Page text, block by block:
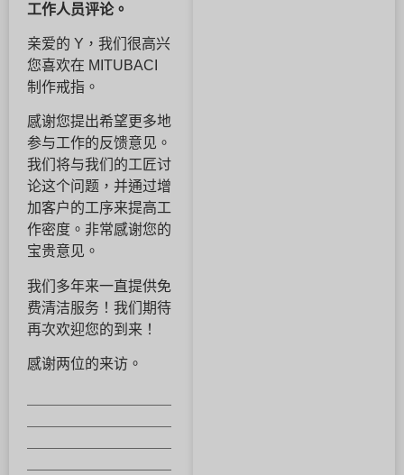
工作人员评论。
亲爱的 Y，我们很高兴
您喜欢在 MITUBACI
制作戒指。
感谢您提出希望更多地
参与工作的反馈意见。
我们将与我们的工匠讨
论这个问题，并通过增
加客户的工序来提高工
作密度。非常感谢您的
宝贵意见。
我们多年来一直提供免
费清洁服务！我们期待
再次欢迎您的到来！
感谢两位的来访。